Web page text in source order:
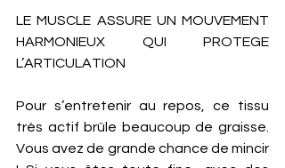
LE MUSCLE ASSURE UN MOUVEMENT
HARMONIEUX QUI PROTEGE
L’ARTICULATION
Pour s’entretenir au repos, ce tissu
très actif brûle beaucoup de graisse.
Vous avez de grande chance de mincir